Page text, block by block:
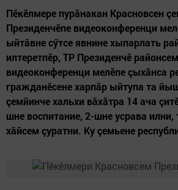
Пӗкӗлмере пурăнакан Красновсен
Президенчӗпе видеоконференци
ыйтăвне сӳтсе явнине хыпарлать
илтеретпӗр, ТР Президенчӗ
видеоконференци мелӗпе çыхăнса
гражданӗсене харпăр ыйтупа та
çемйинче хальхи вăхăтра 14 ача
шне воспитание, 2-шне усрава илни,
хăйсем çуратни. Ку çемьене